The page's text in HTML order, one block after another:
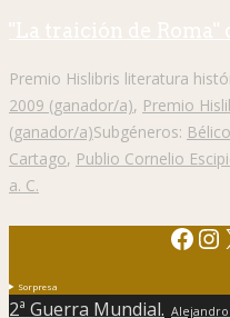
"La traición de Roma"
Premio Hislibris literatura
2009 (ganador/a), Premio
(ganador/a)Subgéneros: Bélico
Cartago, Publio Cornelio
a. C.
Sorpresa
2ª Guerra Mundial. Alejandro